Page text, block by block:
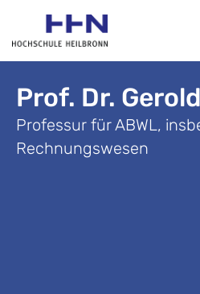
Prof. Dr.
Professur für ABWL,
Rechnungswesen